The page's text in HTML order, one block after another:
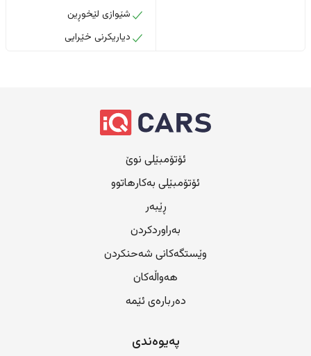
شێوازی لێخوڕین
دیاریکرنی خێرایی
ئۆتۆمبێلی نوێ
ئۆتۆمبێلی بەکارهاتوو
ڕێبەر
بەراوردکردن
وێستگەکانی شەحنکردن
هەواڵەکان
دەربارەی ئێمە
پەیوەندی